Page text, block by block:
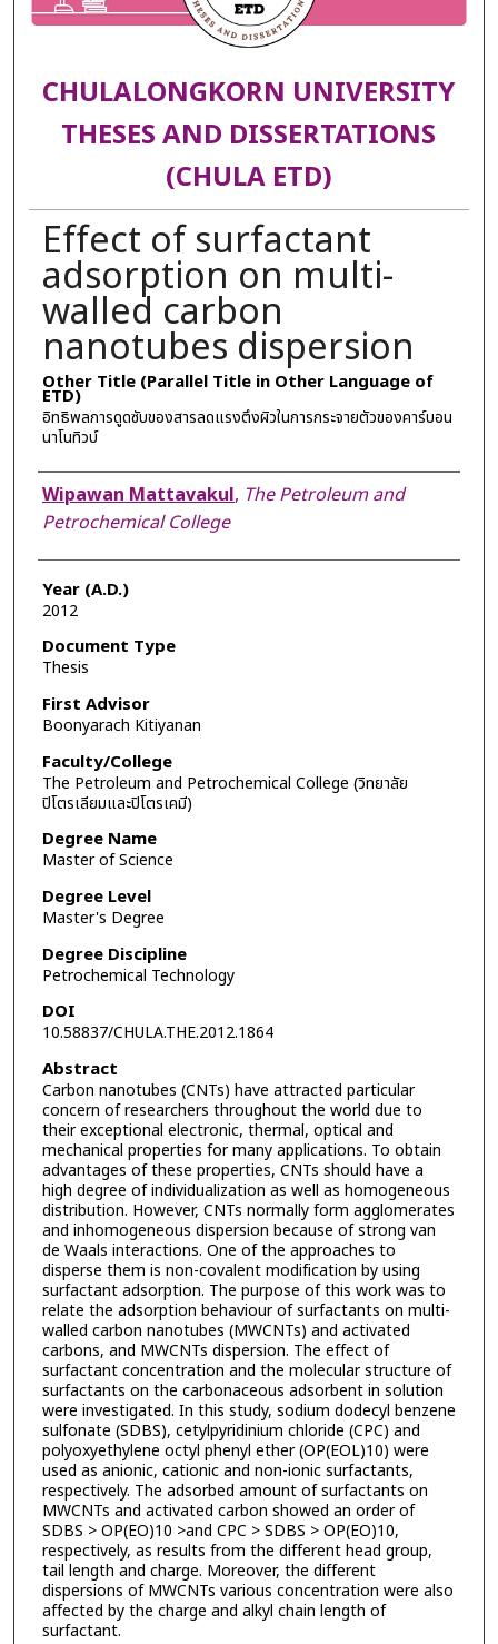
CHULALONGKORN UNIVERSITY
THESES AND DISSERTATIONS
(CHULA ETD)
Effect of surfactant
adsorption on multi-
walled carbon
nanotubes dispersion
Other Title (Parallel Title in Other Language of
ETD)
อิทธิพลการดูดซับของสารลดแรงตึงผิวในการกระจายตัวของคาร์บอน
นาโนทิวบ์
Author
Wipawan Mattavakul, The Petroleum and
Petrochemical College
Year (A.D.)
2012
Document Type
Thesis
First Advisor
Boonyarach Kitiyanan
Faculty/College
The Petroleum and Petrochemical College (วิทยาลัย
ปิโตรเลียมและปิโตรเคมี)
Degree Name
Master of Science
Degree Level
Master's Degree
Degree Discipline
Petrochemical Technology
DOI
10.58837/CHULA.THE.2012.1864
Abstract
Carbon nanotubes (CNTs) have attracted particular
concern of researchers throughout the world due to
their exceptional electronic, thermal, optical and
mechanical properties for many applications. To obtain
advantages of these properties, CNTs should have a
high degree of individualization as well as homogeneous
distribution. However, CNTs normally form agglomerates
and inhomogeneous dispersion because of strong van
de Waals interactions. One of the approaches to
disperse them is non-covalent modification by using
surfactant adsorption. The purpose of this work was to
relate the adsorption behaviour of surfactants on multi-
walled carbon nanotubes (MWCNTs) and activated
carbons, and MWCNTs dispersion. The effect of
surfactant concentration and the molecular structure of
surfactants on the carbonaceous adsorbent in solution
were investigated. In this study, sodium dodecyl benzene
sulfonate (SDBS), cetylpyridinium chloride (CPC) and
polyoxyethylene octyl phenyl ether (OP(EOL)10) were
used as anionic, cationic and non-ionic surfactants,
respectively. The adsorbed amount of surfactants on
MWCNTs and activated carbon showed an order of
SDBS > OP(EO)10 >and CPC > SDBS > OP(EO)10,
respectively, as results from the different head group,
tail length and charge. Moreover, the different
dispersions of MWCNTs various concentration were also
affected by the charge and alkyl chain length of
surfactant.